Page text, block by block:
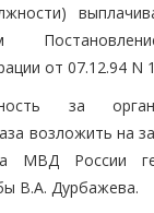
от 07.12.94 N
за
возложить на
МВД России
В.А. Дурбажева.